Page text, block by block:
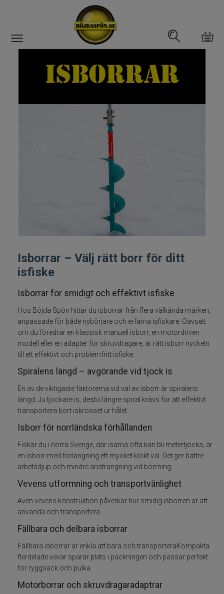
Småplock
Tillbehör
Flugbindning
Flugfiske
Vinterfiske
Balanspirkar
Mormyska
Rödingblänken
Isborrar
Ismete
Pimpelspön
Isborrar – Välj rätt borr för ditt
isfiske
Isborrar för smidigt och effektivt isfiske
Hos Böjda Spön hittar du isborrar från flera välkända märken,
anpassade för både nybörjare och erfarna isfiskare. Oavsett
om du föredrar en klassisk manuell isborr, en motordriven
modell eller en adapter för skruvdragare, är rätt isborr nyckeln
till ett effektivt och problemfritt isfiske.
Spiralens längd – avgörande vid tjock is
En av de viktigaste faktorerna vid val av isborr är spiralens
längd. Ju tjockare is, desto längre spiral krävs för att effektivt
transportera bort iskrosset ur hålet.
Isborr för norrländska förhållanden
Fiskar du i norra Sverige, där isarna ofta kan bli metertjocka, är
en isborr med förlängning ett mycket klokt val. Det ger bättre
arbetsdjup och mindre ansträngning vid borrning.
Vevens utformning och transportvänlighet
Även vevens konstruktion påverkar hur smidig isborren är att
använda och transportera.
Fällbara och delbara isborrar
Fällbara isborrar är enkla att bära och transporteraKompakta
flerdelade vevar sparar plats i packningen och passar perfekt
för ryggsäck och pulka
Motorborrar och skruvdragaradaptrar